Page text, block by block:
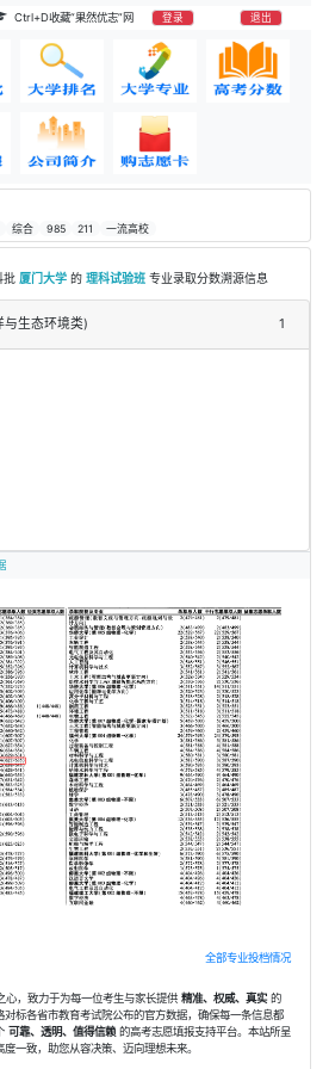
Ctrl+D收藏“果然优志”网 登录 退出
综合 985 211 一流高校
批 厦门大学 的 理科试验班 专业录取分数溯源信息
与生态环境类) 1
全部专业投档情况
心，致力于为每一位考生与家长提供 精准、权威、真实的
标各省市教育考试院公布的官方数据，确保每一条信息都
可靠、透明、值得信赖 的高考志愿填报支持平台。本站所呈
一致，助您从容决策、迈向理想未来。